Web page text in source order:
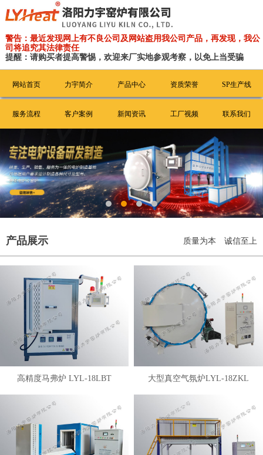
警告：最近发现网上有不良公司及网站盗用我公司产品，再发现，我公
司将追究其法律责任
提醒：请购买者提高警惕，欢迎来厂实地参观考察，以免上当受骗
网站首页 力宇简介 产品中心 资质荣誉 SP生产线
服务流程 客户案例 新闻资讯 工厂视频 联系我们
产品展示 质量为本 诚信至上
高精度马弗炉 LYL-18LBT 大型真空气氛炉LYL-18ZKL